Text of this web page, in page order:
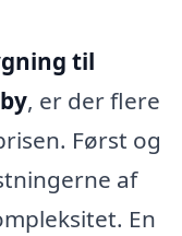
til
, er der flere
Først og
af
En